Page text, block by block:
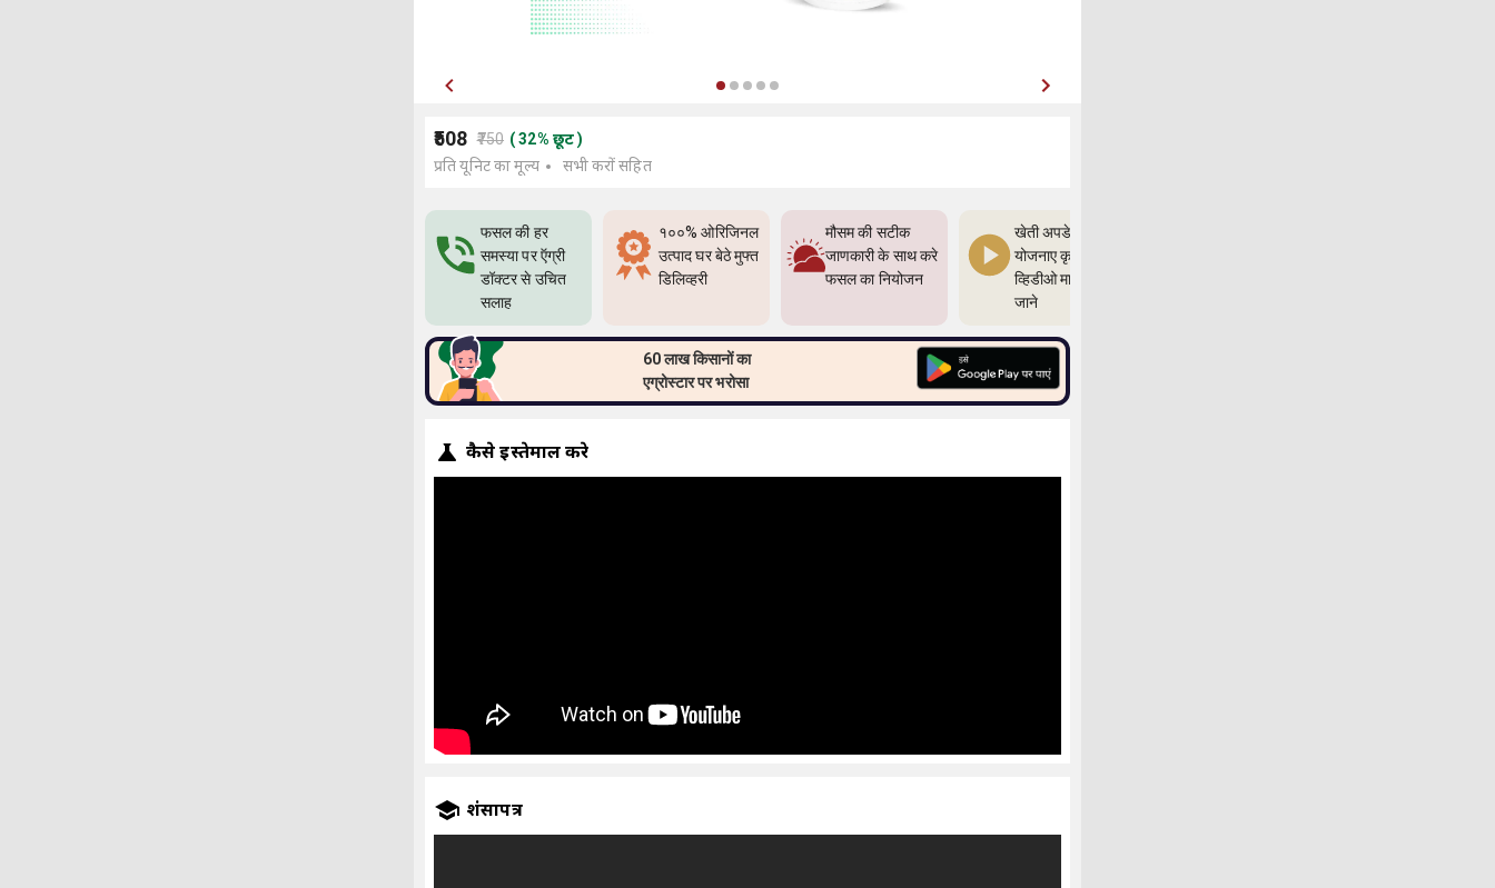
₹508 ₹750 (32% छूट)
प्रति यूनिट का मूल्य
सभी करों सहित
फसल की हर
समस्या पर ऍग्री
डॉक्टर से उचित
सलाह
१००% ओरिजिनल
उत्पाद घर बेठे मुफ्त
डिलिव्हरी
मौसम की सटीक
जाणकारी के साथ करे
फसल का नियोजन
खेती अपडेत,और
योजनाए कृषी ज्ञान
व्हिडीओ माध्यम से
जाने
60 लाख किसानों का
एग्रोस्टार पर भरोसा
कैसे इस्तेमाल करे
प्रशंसापत्र